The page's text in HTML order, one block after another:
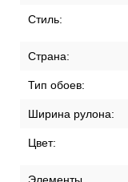
Стиль:
Страна:
Тип обоев:
Ширина рулона:
Цвет: